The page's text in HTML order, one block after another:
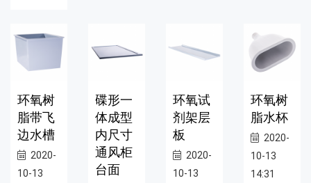
环氧树
脂带飞
边水槽
2020-
10-13
碟形一
体成型
内尺寸
通风柜
台面
环氧试
剂架层
板
2020-
10-13
环氧树
脂水杯
2020-
10-13
14:31